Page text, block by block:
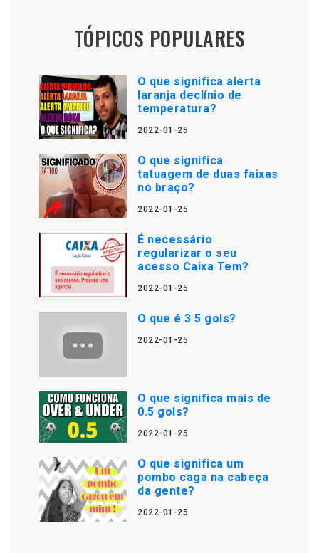
TÓPICOS POPULARES
O que significa alerta
laranja declínio de
temperatura?
2022-01-25
O que significa
tatuagem de duas faixas
no braço?
2022-01-25
É necessário
regularizar o seu
acesso Caixa Tem?
2022-01-25
O que é 3 5 gols?
2022-01-25
O que significa mais de
0.5 gols?
2022-01-25
O que significa um
pombo caga na cabeça
da gente?
2022-01-25